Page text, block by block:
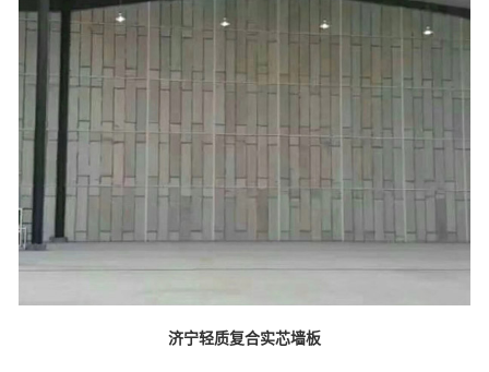
济宁轻质复合实芯墙板